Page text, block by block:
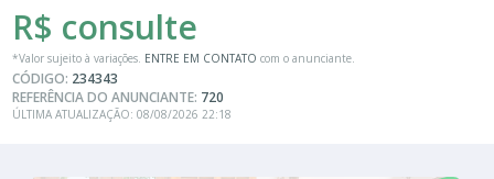
R$ consulte
*Valor sujeito à variações. ENTRE EM CONTATO com o anunciante.
CÓDIGO: 234343
REFERÊNCIA DO ANUNCIANTE: 720
ÚLTIMA ATUALIZAÇÃO: 08/08/2026 22:18